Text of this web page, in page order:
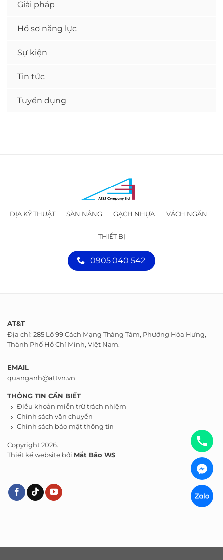
Giải pháp
Hồ sơ năng lực
Sự kiện
Tin tức
Tuyển dụng
ĐỊA KỸ THUẬT SÀN NÂNG GẠCH NHỰA VÁCH NGĂN
THIẾT BỊ
0905 040 542
AT&T
Địa chỉ: 285 Lô 99 Cách Mạng Tháng Tám, Phường Hòa Hưng,
Thành Phố Hồ Chí Minh, Việt Nam.
EMAIL
quanganh@attvn.vn
THÔNG TIN CẦN BIẾT
Điều khoản miễn trừ trách nhiệm
Chính sách vận chuyển
Chính sách bảo mật thông tin
Copyright 2026.
Thiết kế website bởi Mắt Bão WS